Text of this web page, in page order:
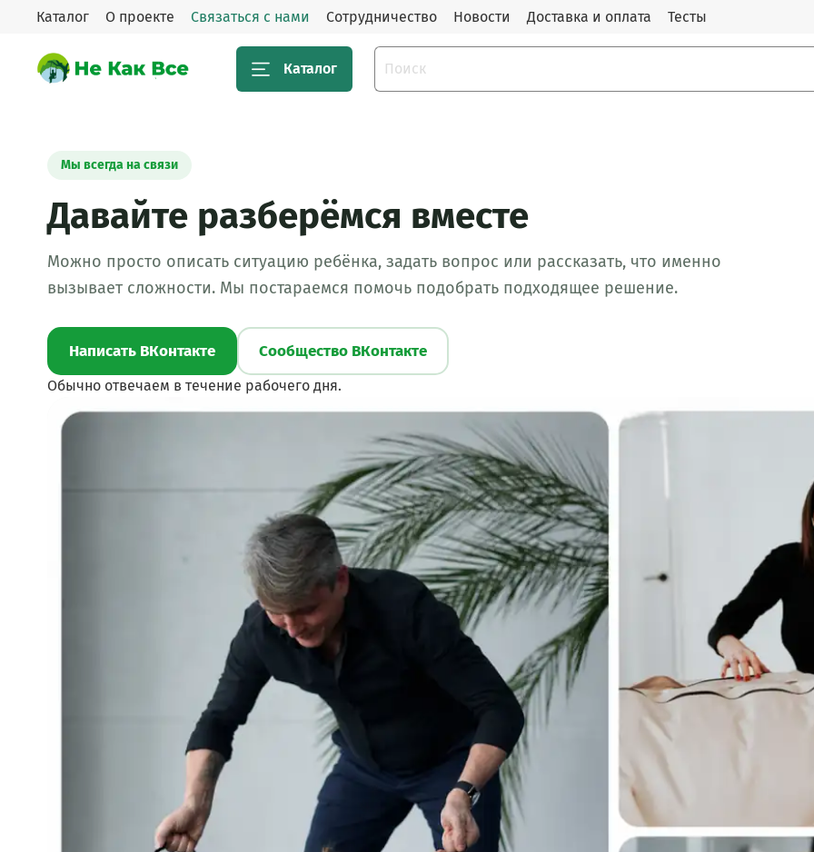
Каталог О проекте Связаться с нами Сотрудничество Новости Доставка и оплата Тесты
Каталог
Мы всегда на связи
Давайте разберёмся вместе
Можно просто описать ситуацию ребёнка, задать вопрос или рассказать, что именно
вызывает сложности. Мы постараемся помочь подобрать подходящее решение.
Написать ВКонтакте Сообщество ВКонтакте
Обычно отвечаем в течение рабочего дня.